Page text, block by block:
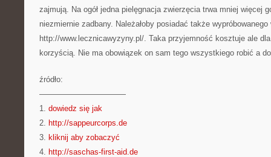
zajmują. Na ogół jedna pielęgnacja zwierzęcia trwa mniej więcej
niezmiernie zadbany. Należałoby posiadać także
http://www.lecznicawyzyny.pl/. Taka przyjemność kosztuje ale
korzyścią. Nie ma obowiązek on sam tego wszystkiego robić a
źródło:
———————————
1. dowiedz się jak
2. http://sappeurcorps.de
3. kliknij aby zobaczyć
4. http://saschas-first-aid.de